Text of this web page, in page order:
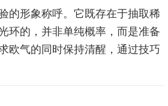
的形象称呼。它既存在于抽取稀
环的，并非单纯概率，而是准备
欧气的同时保持清醒，通过技巧